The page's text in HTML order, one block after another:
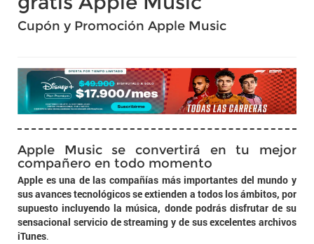
Cupón y Promoción Apple Music
Apple Music se convertirá en tu mejor
compañero en todo momento
Apple es una de las compañías más importantes del mundo y
sus avances tecnológicos se extienden a todos los ámbitos, por
supuesto incluyendo la música, donde podrás disfrutar de su
sensacional servicio de streaming y de sus excelentes archivos
iTunes.